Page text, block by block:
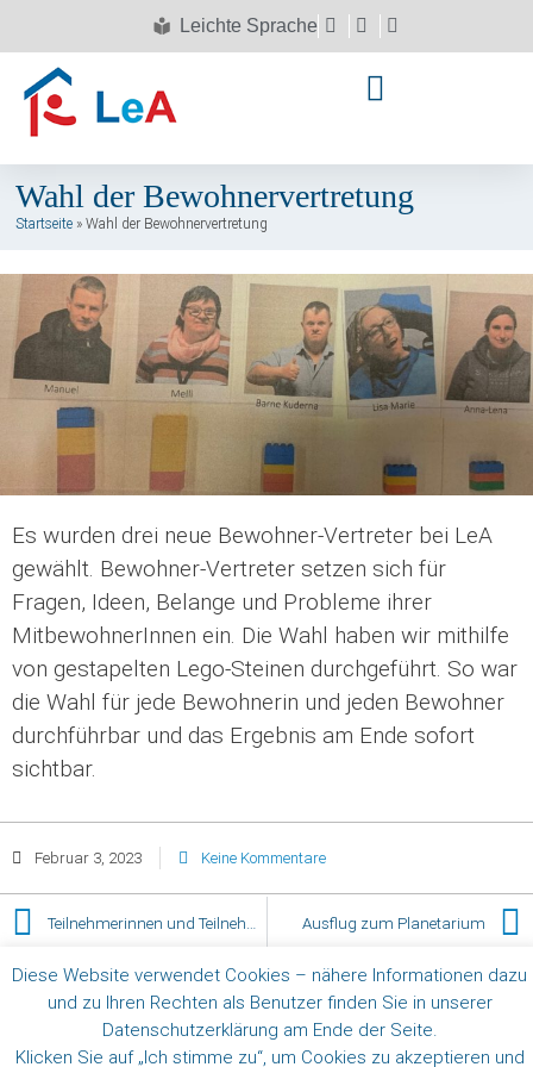
Leichte Sprache
Wahl der Bewohnervertretung
Startseite » Wahl der Bewohnervertretung
Es wurden drei neue Bewohner-Vertreter bei LeA
gewählt. Bewohner-Vertreter setzen sich für
Fragen, Ideen, Belange und Probleme ihrer
MitbewohnerInnen ein. Die Wahl haben wir mithilfe
von gestapelten Lego-Steinen durchgeführt. So war
die Wahl für jede Bewohnerin und jeden Bewohner
durchführbar und das Ergebnis am Ende sofort
sichtbar.
Februar 3, 2023 Keine Kommentare
Teilnehmerinnen und Teilnehmer für LeA Fördern und Arbeiten gesucht Ausflug zum Planetarium
Copyright © 2025LeA Verein
Diese Website verwendet Cookies – nähere Informationen dazu
und zu Ihren Rechten als Benutzer finden Sie in unserer
Datenschutzerklärung am Ende der Seite.
Klicken Sie auf „Ich stimme zu“, um Cookies zu akzeptieren und